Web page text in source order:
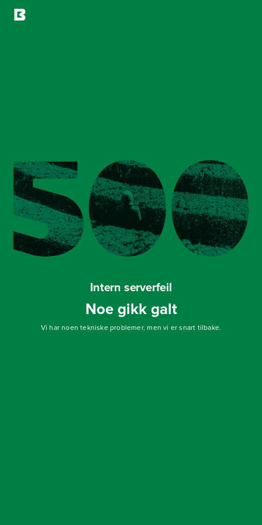
Intern serverfeil
Noe gikk galt
Vi har noen tekniske problemer, men vi er snart tilbake.